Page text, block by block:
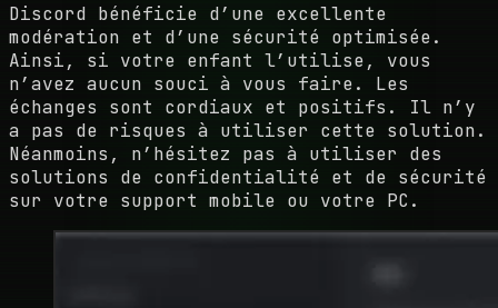
Discord bénéficie d’une excellente
modération et d’une sécurité optimisée.
Ainsi, si votre enfant l’utilise, vous
n’avez aucun souci à vous faire. Les
échanges sont cordiaux et positifs. Il n’y
a pas de risques à utiliser cette solution.
Néanmoins, n’hésitez pas à utiliser des
solutions de confidentialité et de sécurité
sur votre support mobile ou votre PC.